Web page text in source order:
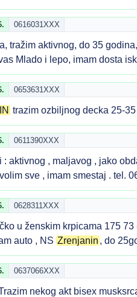
0616031XXX
tražim aktivnog, do 35
Mlado i lepo, imam dosta
0653631XXX
trazim ozbiljnog decka 25-
0611390XXX
: aktivnog , maljavog , jako
sve , imam smestaj . tel.
0628311XXX
u ženskim krpicama 175
auto , NS Zrenjanin , do
0637066XXX
nekog akt bisex